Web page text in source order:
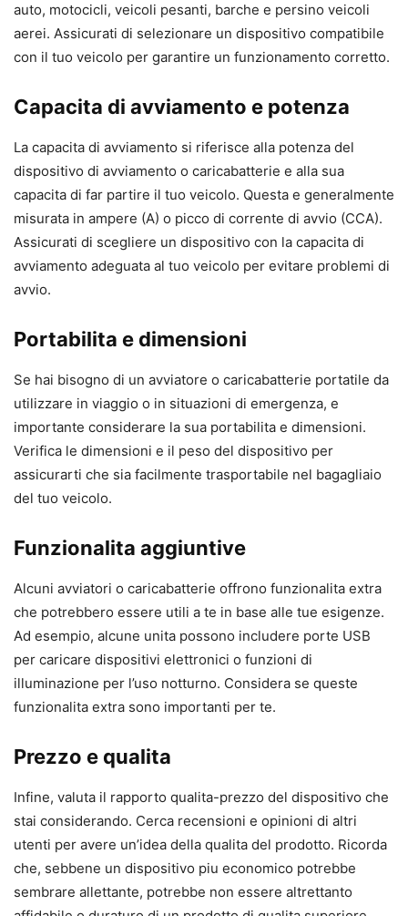
auto, motocicli, veicoli pesanti, barche e persino veicoli
aerei. Assicurati di selezionare un dispositivo compatibile
con il tuo veicolo per garantire un funzionamento corretto.
Capacita di avviamento e potenza
La capacita di avviamento si riferisce alla potenza del
dispositivo di avviamento o caricabatterie e alla sua
capacita di far partire il tuo veicolo. Questa e generalmente
misurata in ampere (A) o picco di corrente di avvio (CCA).
Assicurati di scegliere un dispositivo con la capacita di
avviamento adeguata al tuo veicolo per evitare problemi di
avvio.
Portabilita e dimensioni
Se hai bisogno di un avviatore o caricabatterie portatile da
utilizzare in viaggio o in situazioni di emergenza, e
importante considerare la sua portabilita e dimensioni.
Verifica le dimensioni e il peso del dispositivo per
assicurarti che sia facilmente trasportabile nel bagagliaio
del tuo veicolo.
Funzionalita aggiuntive
Alcuni avviatori o caricabatterie offrono funzionalita extra
che potrebbero essere utili a te in base alle tue esigenze.
Ad esempio, alcune unita possono includere porte USB
per caricare dispositivi elettronici o funzioni di
illuminazione per l’uso notturno. Considera se queste
funzionalita extra sono importanti per te.
Prezzo e qualita
Infine, valuta il rapporto qualita-prezzo del dispositivo che
stai considerando. Cerca recensioni e opinioni di altri
utenti per avere un’idea della qualita del prodotto. Ricorda
che, sebbene un dispositivo piu economico potrebbe
sembrare allettante, potrebbe non essere altrettanto